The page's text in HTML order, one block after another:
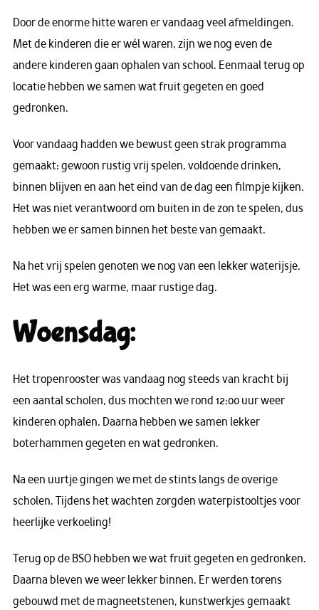
Door de enorme hitte waren er vandaag veel afmeldingen.
Met de kinderen die er wél waren, zijn we nog even de
andere kinderen gaan ophalen van school. Eenmaal terug op
locatie hebben we samen wat fruit gegeten en goed
gedronken.
Voor vandaag hadden we bewust geen strak programma
gemaakt: gewoon rustig vrij spelen, voldoende drinken,
binnen blijven en aan het eind van de dag een filmpje kijken.
Het was niet verantwoord om buiten in de zon te spelen, dus
hebben we er samen binnen het beste van gemaakt.
Na het vrij spelen genoten we nog van een lekker waterijsje.
Het was een erg warme, maar rustige dag.
Woensdag:
Het tropenrooster was vandaag nog steeds van kracht bij
een aantal scholen, dus mochten we rond 12:00 uur weer
kinderen ophalen. Daarna hebben we samen lekker
boterhammen gegeten en wat gedronken.
Na een uurtje gingen we met de stints langs de overige
scholen. Tijdens het wachten zorgden waterpistooltjes voor
heerlijke verkoeling!
Terug op de BSO hebben we wat fruit gegeten en gedronken.
Daarna bleven we weer lekker binnen. Er werden torens
gebouwd met de magneetstenen, kunstwerkjes gemaakt